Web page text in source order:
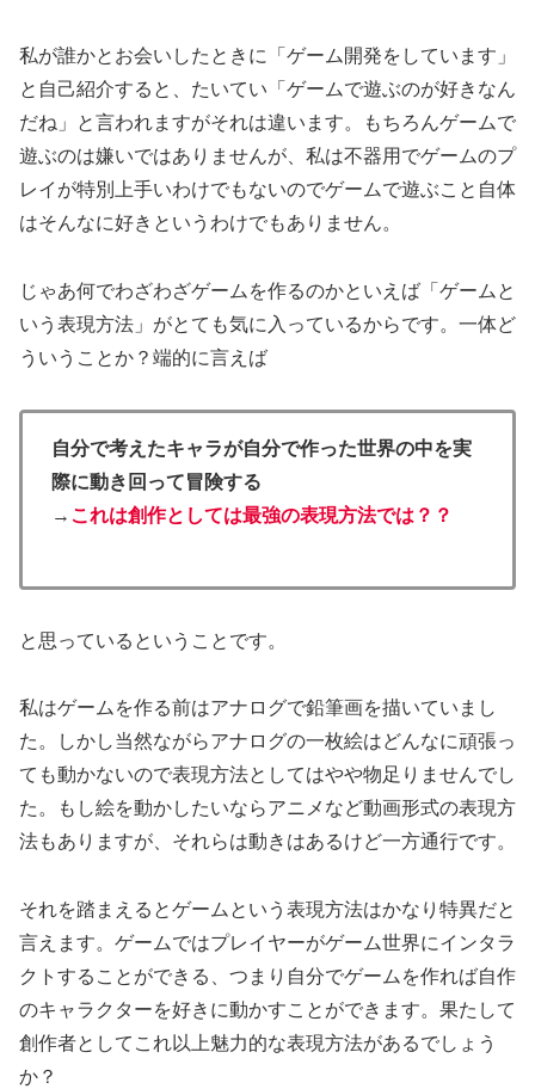
私が誰かとお会いしたときに「ゲーム開発をしています」
と自己紹介すると、たいてい「ゲームで遊ぶのが好きなん
だね」と言われますがそれは違います。もちろんゲームで
遊ぶのは嫌いではありませんが、私は不器用でゲームのプ
レイが特別上手いわけでもないのでゲームで遊ぶこと自体
はそんなに好きというわけでもありません。
じゃあ何でわざわざゲームを作るのかといえば「ゲームと
いう表現方法」がとても気に入っているからです。一体ど
ういうことか？端的に言えば
自分で考えたキャラが自分で作った世界の中を実
際に動き回って冒険する
→ これは創作としては最強の表現方法では？？
と思っているということです。
私はゲームを作る前はアナログで鉛筆画を描いていまし
た。しかし当然ながらアナログの一枚絵はどんなに頑張っ
ても動かないので表現方法としてはやや物足りませんでし
た。もし絵を動かしたいならアニメなど動画形式の表現方
法もありますが、それらは動きはあるけど一方通行です。
それを踏まえるとゲームという表現方法はかなり特異だと
言えます。ゲームではプレイヤーがゲーム世界にインタラ
クトすることができる、つまり自分でゲームを作れば自作
のキャラクターを好きに動かすことができます。果たして
創作者としてこれ以上魅力的な表現方法があるでしょう
か？